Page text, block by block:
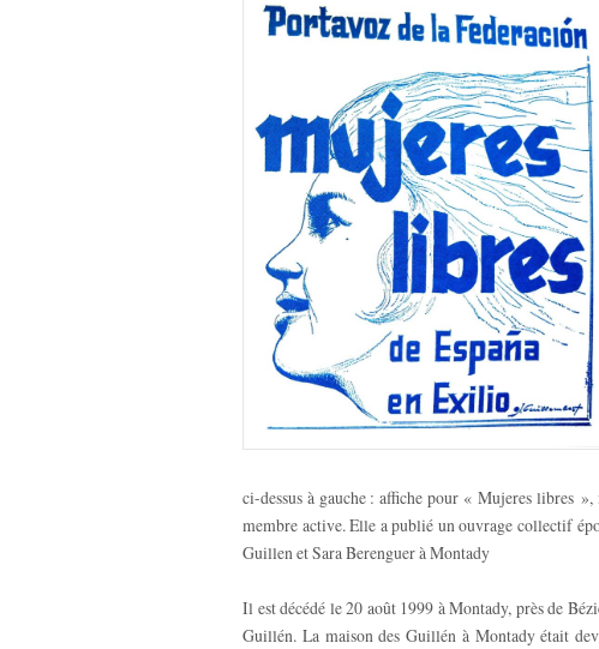
ci-dessus à gauche : affiche pour « Mujeres libres
membre active. Elle a publié un ouvrage collectif
Guillen et Sara Berenguer à Montady
Il est décédé le 20 août 1999 à Montady, près de
Guillén. La maison des Guillén à Montady était